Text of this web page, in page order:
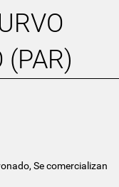
(PAR)
Se comercializan